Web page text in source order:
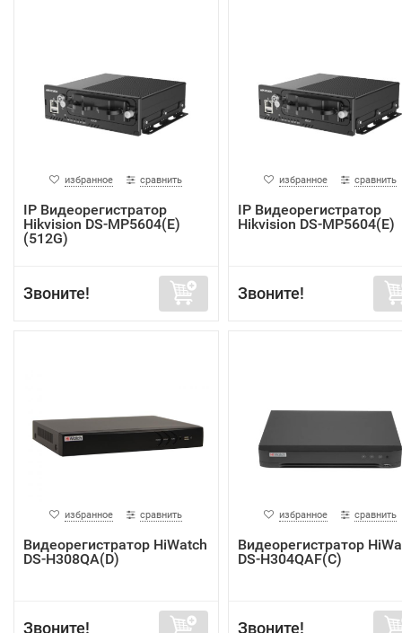
избранное сравнить
IP Видеорегистратор
Hikvision DS-MP5604(E)
(512G)
Звоните!
избранное сравнить
IP Видеорегистратор
Hikvision DS-MP5604(E)
Звоните!
избранное сравнить
Видеорегистратор HiWatch
DS-H308QA(D)
Звоните!
избранное сравнить
Видеорегистратор
DS-H304QAF(C)
Звоните!